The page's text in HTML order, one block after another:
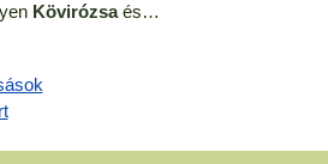
Kövirózsaés…